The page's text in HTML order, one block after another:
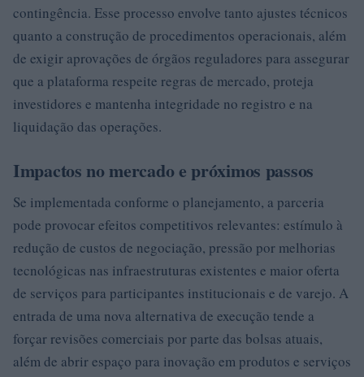
contingência. Esse processo envolve tanto ajustes técnicos
quanto a construção de procedimentos operacionais, além
de exigir aprovações de órgãos reguladores para assegurar
que a plataforma respeite regras de mercado, proteja
investidores e mantenha integridade no registro e na
liquidação das operações.
Impactos no mercado e próximos passos
Se implementada conforme o planejamento, a parceria
pode provocar efeitos competitivos relevantes: estímulo à
redução de custos de negociação, pressão por melhorias
tecnológicas nas infraestruturas existentes e maior oferta
de serviços para participantes institucionais e de varejo. A
entrada de uma nova alternativa de execução tende a
forçar revisões comerciais por parte das bolsas atuais,
além de abrir espaço para inovação em produtos e serviços